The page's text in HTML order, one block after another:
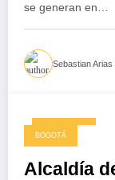
se generan en…
Sebastian Arias
13/09/2024
BOGOTÁ
Alcaldía